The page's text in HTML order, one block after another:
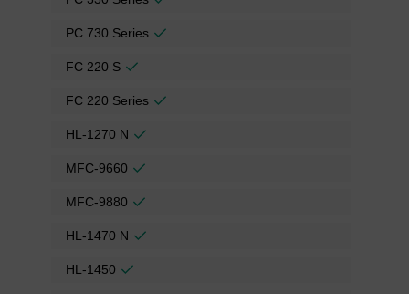
PC 730 Series
FC 220 S
FC 220 Series
HL-1270 N
MFC-9660
MFC-9880
HL-1470 N
HL-1450